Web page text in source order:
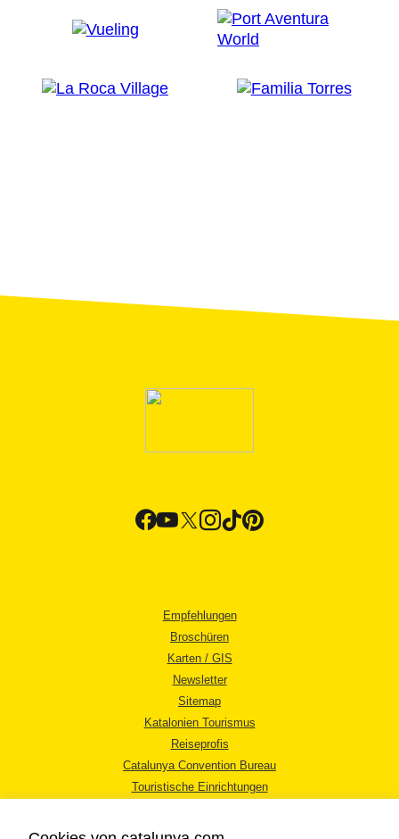
Empfehlungen
Broschüren
Karten / GIS
Newsletter
Sitemap
Katalonien Tourismus
Reiseprofis
Catalunya Convention Bureau
Touristische Einrichtungen